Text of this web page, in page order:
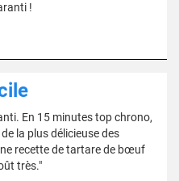
!
En 15 minutes top chrono,
la plus délicieuse des
recette de tartare de bœuf
très."